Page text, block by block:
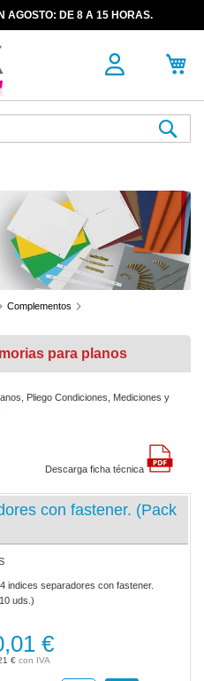
AGOSTO: DE 8 A 15 HORAS.
Complementos
para planos
Pliego Condiciones, Mediciones y
Descarga ficha técnica
con fastener. (Pack
indices separadores con fastener.
uds.)
€
€